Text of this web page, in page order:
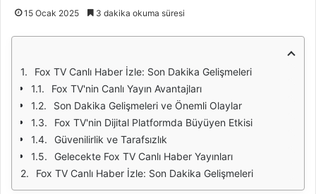
15 Ocak 2025 3 dakika okuma süresi
Fox TV Canlı Haber İzle: Son Dakika Gelişmeleri
Fox TV'nin Canlı Yayın Avantajları
Son Dakika Gelişmeleri ve Önemli Olaylar
Fox TV'nin Dijital Platformda Büyüyen Etkisi
Güvenilirlik ve Tarafsızlık
Gelecekte Fox TV Canlı Haber Yayınları
Fox TV Canlı Haber İzle: Son Dakika Gelişmeleri